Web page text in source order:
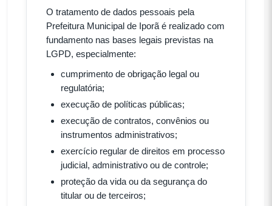
O tratamento de dados pessoais pela
Prefeitura Municipal de Iporã é realizado com
fundamento nas bases legais previstas na
LGPD, especialmente:
cumprimento de obrigação legal ou
regulatória;
execução de políticas públicas;
execução de contratos, convênios ou
instrumentos administrativos;
exercício regular de direitos em processo
judicial, administrativo ou de controle;
proteção da vida ou da segurança do
titular ou de terceiros;